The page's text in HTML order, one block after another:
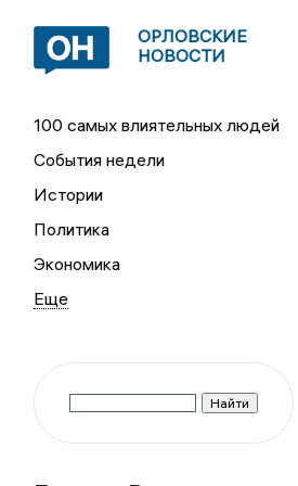
ОРЛОВСКИЕ
НОВОСТИ
100 самых влиятельных людей
События недели
Истории
Политика
Экономика